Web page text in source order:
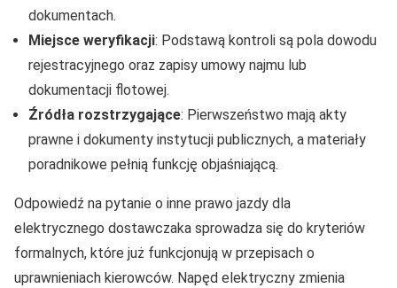
dokumentach.
Miejsce weryfikacji: Podstawą kontroli są pola dowodu
rejestracyjnego oraz zapisy umowy najmu lub
dokumentacji flotowej.
Źródła rozstrzygające: Pierwszeństwo mają akty
prawne i dokumenty instytucji publicznych, a materiały
poradnikowe pełnią funkcję objaśniającą.
Odpowiedź na pytanie o inne prawo jazdy dla
elektrycznego dostawczaka sprowadza się do kryteriów
formalnych, które już funkcjonują w przepisach o
uprawnieniach kierowców. Napęd elektryczny zmienia